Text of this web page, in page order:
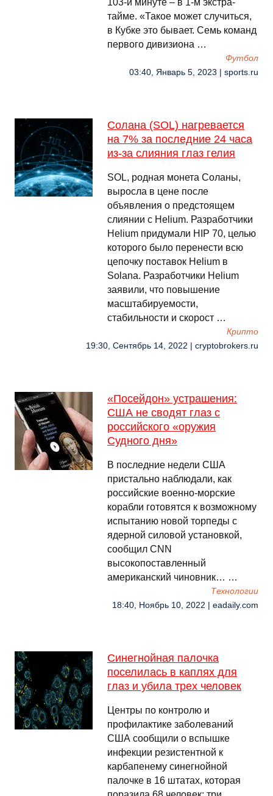
103-й минуте – в 1-м экстра-
тайме. «Такое может случиться,
в Кубке это бывает. Семь команд
первого дивизиона …
Футбол
03:40, Январь 5, 2023 | sports.ru
Солана (SOL) нагревается
на 7% за последние 24 часа
из-за слияния глаз гелия
SOL, родная монета Соланы,
выросла в цене после
объявления о предстоящем
слиянии с Helium. Разработчики
Helium придумали HIP 70, целью
которого было перенести всю
цепочку поставок Helium в
Solana. Разработчики Helium
заявили, что повышение
масштабируемости,
стабильности и скорост …
Крипто
19:30, Сентябрь 14, 2022 | cryptobrokers.ru
«Посейдон» устрашения:
США не сводят глаз с
российского «оружия
Судного дня»
В последние недели США
пристально наблюдали, как
российские военно-морские
корабли готовятся к возможному
испытанию новой торпеды с
ядерной силовой установкой,
сообщил CNN
высокопоставленный
американский чиновник… …
Технологии
18:40, Ноябрь 10, 2022 | eadaily.com
Синегнойная палочка
поселилась в каплях для
глаз и убила трех человек
Центры по контролю и
профилактике заболеваний
США сообщили о вспышке
инфекции резистентной к
карбапенему синегнойной
палочке в 16 штатах, которая